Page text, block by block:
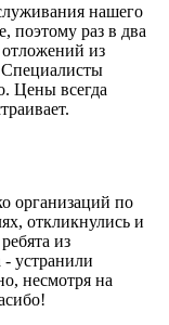
нашего
поэтому раз в два
отложений из
Специалисты
Цены всегда
организаций по
откликнулись и
из
устранили
несмотря на